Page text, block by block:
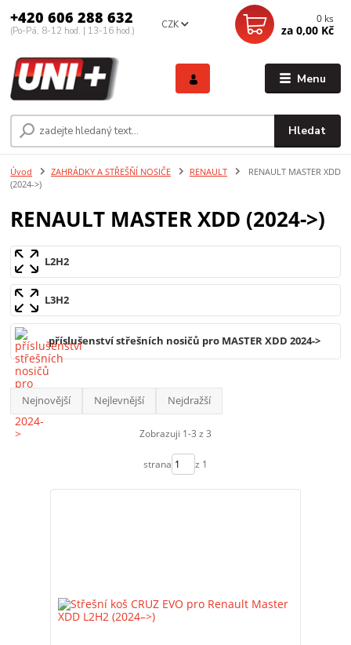
Menu
CZK
Hledat
+420 606 288 632
(Po-Pá, 8-12 hod. | 13-16 hod.)
0 ks
za 0,00 Kč
Úvod ZAHRÁDKY A STŘEŠŇÍ NOSIČE RENAULT
RENAULT MASTER XDD
(2024->)
RENAULT MASTER XDD (2024->)
L2H2
L3H2
příslušenství střešních nosičů pro MASTER XDD 2024->
Nejnovější Nejlevnější Nejdražší
Zobrazuji 1-3 z 3
strana z 1